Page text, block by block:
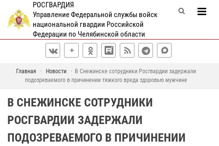
РОСГВАРДИЯ
Управление Федеральной службы войск
национальной гвардии Российской
Федерации по Челябинской области
Главная Новости
В Снежинске сотрудники Росгвардии задержали
подозреваемого в причинении тяжкого вреда здоровью мужчине
В СНЕЖИНСКЕ СОТРУДНИКИ
РОСГВАРДИИ ЗАДЕРЖАЛИ
ПОДОЗРЕВАЕМОГО В ПРИЧИНЕНИИ